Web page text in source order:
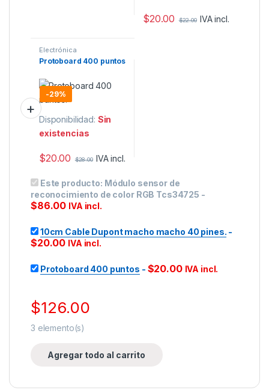
$20.00 $22.00 IVA incl.
Electrónica
Protoboard 400 puntos
-29%
Disponibilidad: Sin
existencias
$20.00 $28.00 IVA incl.
Este producto: Módulo sensor de
reconocimiento de color RGB Tcs34725 -
$86.00 IVA incl.
10cm Cable Dupont macho macho 40 pines. -
$20.00 IVA incl.
Protoboard 400 puntos - $20.00 IVA incl.
$126.00
3 elemento(s)
Agregar todo al carrito